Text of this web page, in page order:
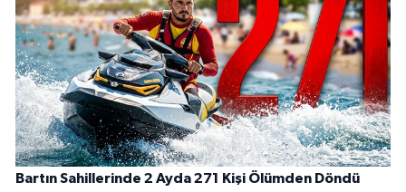
Bartın Sahillerinde 2 Ayda 271 Kişi Ölümden Döndü